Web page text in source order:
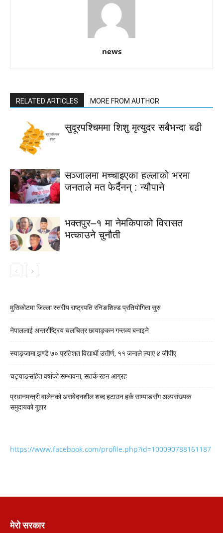
news
RELATED ARTICLES MORE FROM AUTHOR
सुदूरपश्चिममा शिशु मृत्युदर सबैभन्दा बढी
सञ्जालमा मच्चाइएका हल्लाको भरमा
जनताले मत फेर्दैनन् : न्यौपाने
भक्तपुर–१ मा नेमकिपाको विरासत
भत्काउने चुनौती
मुसिकोटमा जिल्ला स्तरीय राष्ट्रपति रनिङशिल्ड प्रतियोगिता सुरु
नेपाललाई अन्तर्राष्ट्रिय चलचित्र छायाङ्कन गन्तव्य बनाइने
स्याङ्जामा झण्डै ७० प्रतिशत विद्यार्थी उत्तीर्ण, ११ जनाले ल्याए ४ जीपीए
चट्याङसहित वर्षाको सम्भावना, सतर्क रहन आग्रह
प्रधानमन्त्री वालेनको असंवेदनशील शब्द हटाउन हर्क साम्पाङसँग अल्पसंख्यक
समुदायको गुहार
https://www.facebook.com/profile.php?id=100090788161187
मेरो सरकार